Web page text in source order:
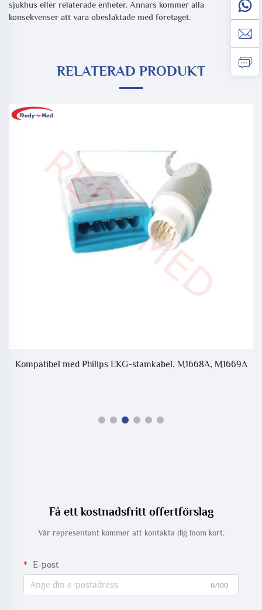
sjukhus eller relaterade enheter. Annars kommer alla
konsekvenser att vara obesläktade med företaget.
RELATERAD PRODUKT
Kompatibel med Philips EKG-stamkabel, M1668A, M1669A
Få ett kostnadsfritt offertförslag
Vår representant kommer att kontakta dig inom kort.
E-post
0/100